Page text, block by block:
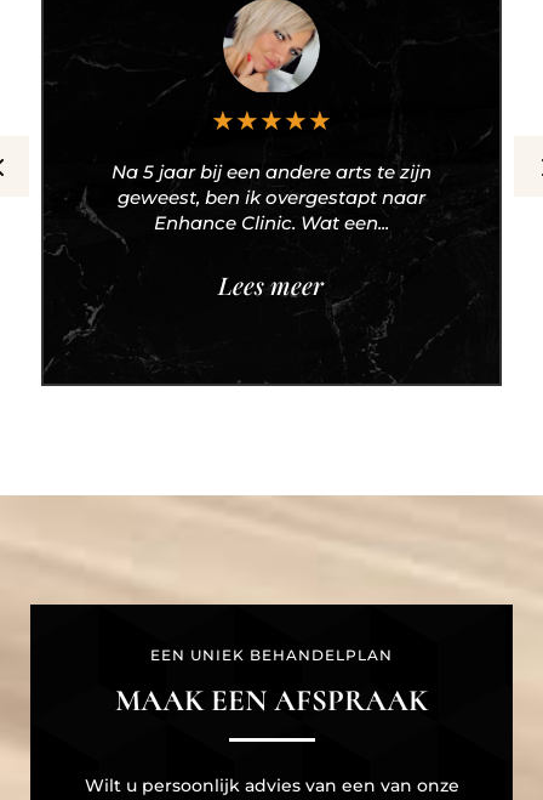
★★★★★
Na 5 jaar bij een andere arts te zijn
geweest, ben ik overgestapt naar
Enhance Clinic. Wat een...
Lees meer
EEN UNIEK BEHANDELPLAN
MAAK EEN AFSPRAAK
Wilt u persoonlijk advies van een van onze